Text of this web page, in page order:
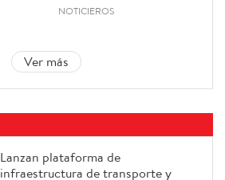
NOTICIEROS
Ver más
Lanzan plataforma de
infraestructura de transporte y